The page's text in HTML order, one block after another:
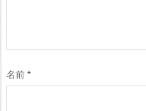
名前*